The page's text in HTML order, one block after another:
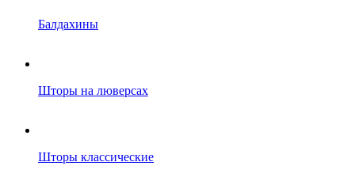
Балдахины
Шторы на люверсах
Шторы классические